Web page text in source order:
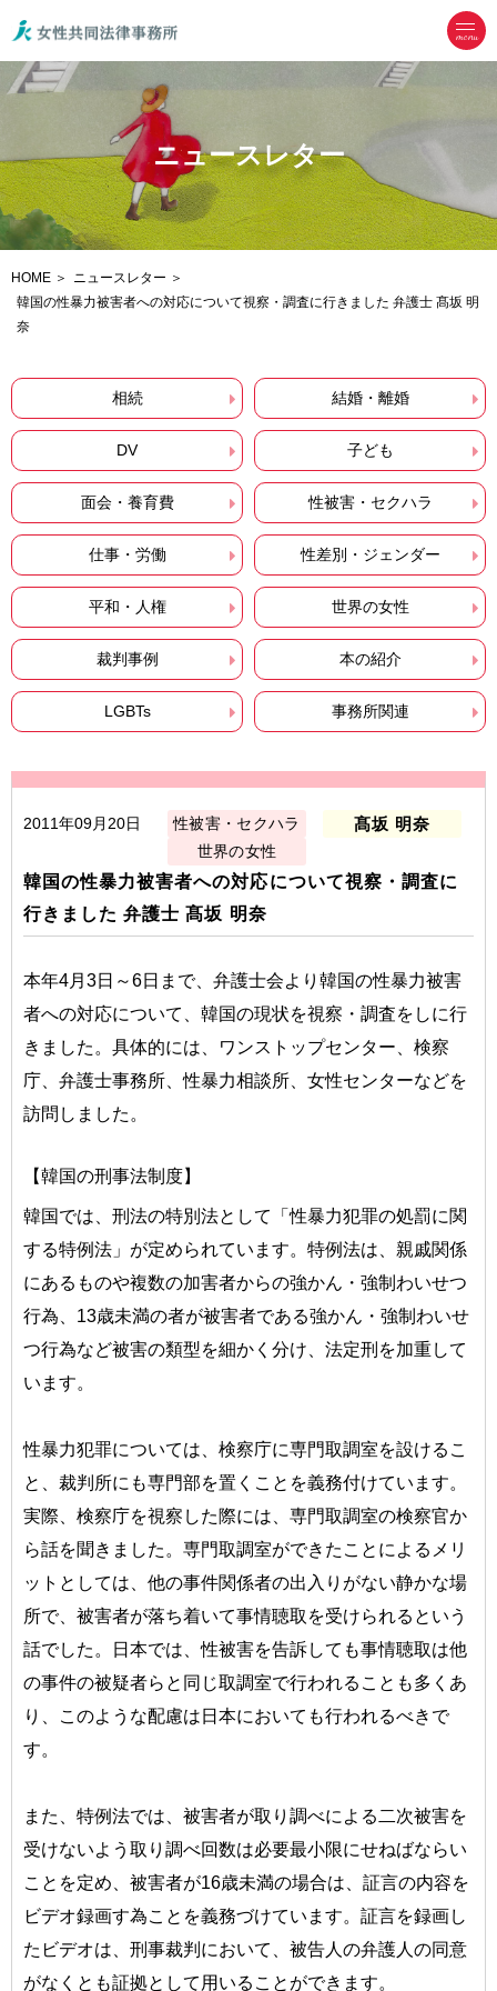
menu
ニュースレター
HOME
ニュースレター
韓国の性暴力被害者への対応について視察・調査に行きました 弁護士 髙坂 明
奈
相続 結婚・離婚
DV 子ども
面会・養育費 性被害・セクハラ
仕事・労働 性差別・ジェンダー
平和・人権 世界の女性
裁判事例 本の紹介
LGBTs 事務所関連
2011年09月20日
性被害・セクハラ
世界の女性
髙坂 明奈
韓国の性暴力被害者への対応について視察・調査に
行きました 弁護士 髙坂 明奈
本年4月3日～6日まで、弁護士会より韓国の性暴力被害
者への対応について、韓国の現状を視察・調査をしに行
きました。具体的には、ワンストップセンター、検察
庁、弁護士事務所、性暴力相談所、女性センターなどを
訪問しました。
【韓国の刑事法制度】
韓国では、刑法の特別法として「性暴力犯罪の処罰に関
する特例法」が定められています。特例法は、親戚関係
にあるものや複数の加害者からの強かん・強制わいせつ
行為、13歳未満の者が被害者である強かん・強制わいせ
つ行為など被害の類型を細かく分け、法定刑を加重して
います。
性暴力犯罪については、検察庁に専門取調室を設けるこ
と、裁判所にも専門部を置くことを義務付けています。
実際、検察庁を視察した際には、専門取調室の検察官か
ら話を聞きました。専門取調室ができたことによるメリ
ットとしては、他の事件関係者の出入りがない静かな場
所で、被害者が落ち着いて事情聴取を受けられるという
話でした。日本では、性被害を告訴しても事情聴取は他
の事件の被疑者らと同じ取調室で行われることも多くあ
り、このような配慮は日本においても行われるべきで
す。
また、特例法では、被害者が取り調べによる二次被害を
受けないよう取り調べ回数は必要最小限にせねばならい
ことを定め、被害者が16歳未満の場合は、証言の内容を
ビデオ録画す為ことを義務づけています。証言を録画し
たビデオは、刑事裁判において、被告人の弁護人の同意
がなくとも証拠として用いることができます。